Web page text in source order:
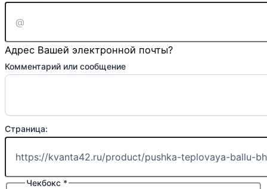
Адрес Вашей электронной почты?
Комментарий или сообщение
Страница:
Чекбокс *